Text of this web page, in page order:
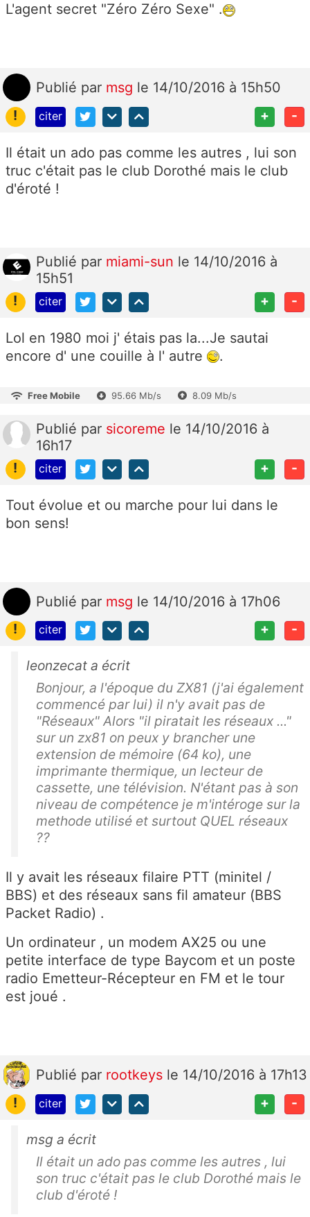
L'agent secret "Zéro Zéro Sexe" .
Publié par msg le 14/10/2016 à 15h50
!
citer + -
Il était un ado pas comme les autres , lui son
truc c'était pas le club Dorothé mais le club
d'éroté !
Publié par miami-sun le 14/10/2016 à
15h51
!
citer + -
Lol en 1980 moi j' étais pas la...Je sautai
encore d' une couille à l' autre
.
Free Mobile 95.66 Mb/s 8.09 Mb/s
Publié par sicoreme le 14/10/2016 à
16h17
!
citer + -
Tout évolue et ou marche pour lui dans le
bon sens!
Publié par msg le 14/10/2016 à 17h06
!
citer + -
leonzecat a écrit
Bonjour, a l'époque du ZX81 (j'ai également
commencé par lui) il n'y avait pas de
"Réseaux" Alors "il piratait les réseaux ..."
sur un zx81 on peux y brancher une
extension de mémoire (64 ko), une
imprimante thermique, un lecteur de
cassette, une télévision. N'étant pas à son
niveau de compétence je m'intéroge sur la
methode utilisé et surtout QUEL réseaux
??
Il y avait les réseaux filaire PTT (minitel /
BBS) et des réseaux sans fil amateur (BBS
Packet Radio) .
Un ordinateur , un modem AX25 ou une
petite interface de type Baycom et un poste
radio Emetteur-Récepteur en FM et le tour
est joué .
Publié par rootkeys le 14/10/2016 à 17h13
!
citer + -
msg a écrit
Il était un ado pas comme les autres , lui
son truc c'était pas le club Dorothé mais le
club d'éroté !